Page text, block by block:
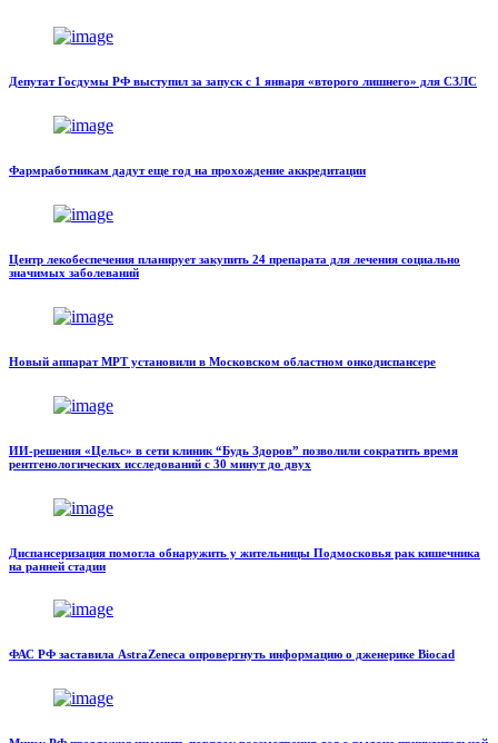
Депутат Госдумы РФ выступил за запуск с 1 января «второго лишнего» для СЗЛС
Фармработникам дадут еще год на прохождение аккредитации
Центр лекобеспечения планирует закупить 24 препарата для лечения социально
значимых заболеваний
Новый аппарат МРТ установили в Московском областном онкодиспансере
ИИ-решения «Цельс» в сети клиник “Будь Здоров” позволили сократить время
рентгенологических исследований с 30 минут до двух
Диспансеризация помогла обнаружить у жительницы Подмосковья рак кишечника
на ранней стадии
ФАС РФ заставила AstraZeneca опровергнуть информацию о дженерике Biocad